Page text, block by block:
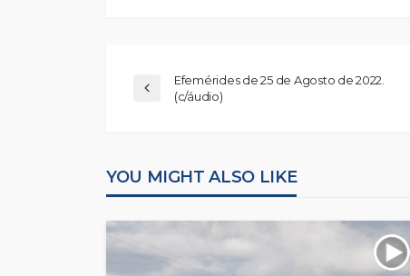
Efemérides de 25 de Agosto de 2022.
(c/áudio)
YOU MIGHT ALSO LIKE